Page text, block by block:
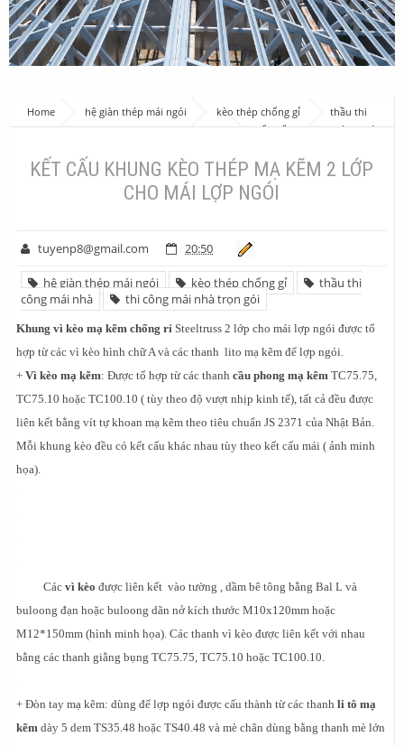
Home hệ giàn thép mái ngói kèo thép chống gỉ
thầu thi
công mái nhà
thi công mái nhà trọn gói
KẾT CẤU KHUNG KÈO THÉP
KẾT CẤU KHUNG KÈO THÉP MẠ KẼM 2 LỚP
CHO MÁI LỢP NGÓI
tuyenp8@gmail.com 20:50
hệ giàn thép mái ngói kèo thép chống gỉ
thầu thi
công mái nhà
thi công mái nhà trọn gói
Khung vì kèo mạ kẽm chống rỉ Steeltruss 2 lớp cho mái lợp ngói được tổ
hợp từ các vì kèo hình chữ A và các thanh lito mạ kẽm để lợp ngói.
+ Vì kèo mạ kẽm: Được tổ hợp từ các thanh cầu phong mạ kẽm TC75.75,
TC75.10 hoặc TC100.10 ( tùy theo độ vượt nhịp kinh tế), tất cả đều được
liên kết bằng vít tự khoan mạ kẽm theo tiêu chuẩn JS 2371 của Nhật Bản.
Mỗi khung kèo đều có kết cấu khác nhau tùy theo kết cấu mái ( ảnh minh
họa).
Các vì kèo được liên kết vào tường , dầm bê tông bằng Bal L và
buloong đạn hoặc buloong dãn nở kích thước M10x120mm hoặc
M12*150mm (hình minh họa). Các thanh vì kèo được liên kết với nhau
bằng các thanh giằng bụng TC75.75, TC75.10 hoặc TC100.10.
+ Đòn tay mạ kẽm: dùng để lợp ngói được cấu thành từ các thanh li tô mạ
kẽm dày 5 dem TS35.48 hoặc TS40.48 và mè chân dùng bằng thanh mè lớn